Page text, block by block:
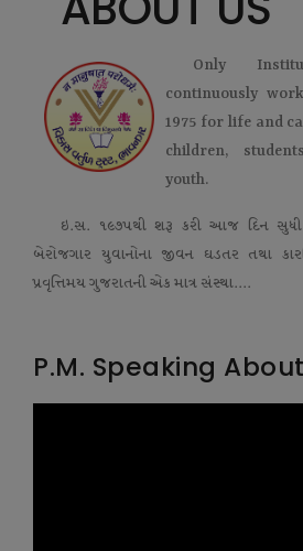
Only
continuously
1975 for life and
children,
youth.
ઇ.સ. ૧૯૭૫થી શરૂ કરી આજ દિન સુધી
બેરોજગાર યુવાનોના જીવન ઘડતર તથા
પ્રવૃત્તિમય ગુજરાતની એક માત્ર સંસ્થા....
P.M. Speaking